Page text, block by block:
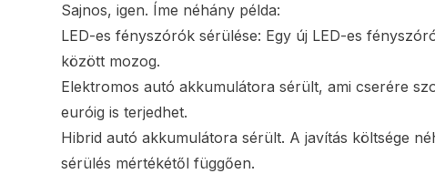
Sajnos, igen. Íme néhány példa:
LED-es fényszórók sérülése: Egy új LED-es
között mozog.
Elektromos autó akkumulátora sérült, ami cserére
euróig is terjedhet.
Hibrid autó akkumulátora sérült. A javítás költsége
sérülés mértékétől függően.